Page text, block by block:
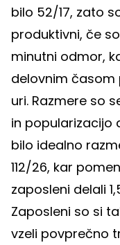
bilo 52/17, zato
produktivni, če
minutni odmor,
delovnim časom
uri. Razmere so
in popularizacijo
bilo idealno
112/26, kar
zaposleni delali
Zaposleni so si
vzeli povprečno